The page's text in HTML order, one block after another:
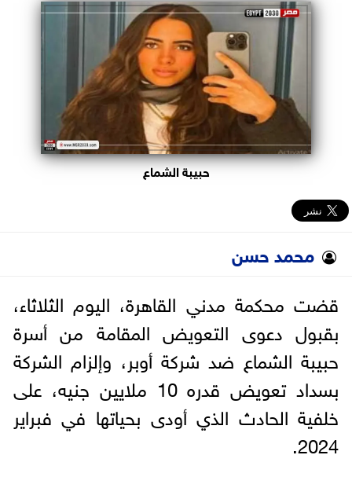
الوزارات
الأحزاب
حبيبة الشماع
محمد حسن
قضت محكمة مدني القاهرة، اليوم الثلاثاء،
بقبول دعوى التعويض المقامة من أسرة
حبيبة الشماع ضد شركة أوبر، وإلزام الشركة
بسداد تعويض قدره 10 ملايين جنيه، على
خلفية الحادث الذي أودى بحياتها في فبراير
2024.